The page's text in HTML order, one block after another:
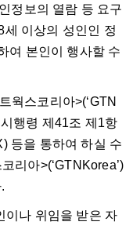
정보의 열람 등 요구
이상의 성인인 정
여 본인이 행사할 수
웍스코리아>(‘GTN
행령 제41조 제1항
등을 통하여 하실 수
리아>(‘GTNKorea’)
나 위임을 받은 자